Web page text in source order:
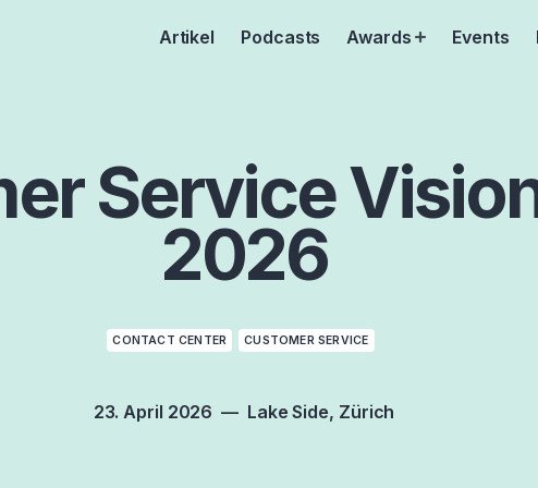
Artikel Podcasts Awards OpenEvents
Service
2026
CONTACT CENTER CUSTOMER SERVICE
23. April 2026 Lake Side Zürich